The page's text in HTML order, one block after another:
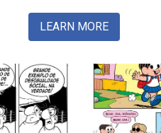
LEARN MORE